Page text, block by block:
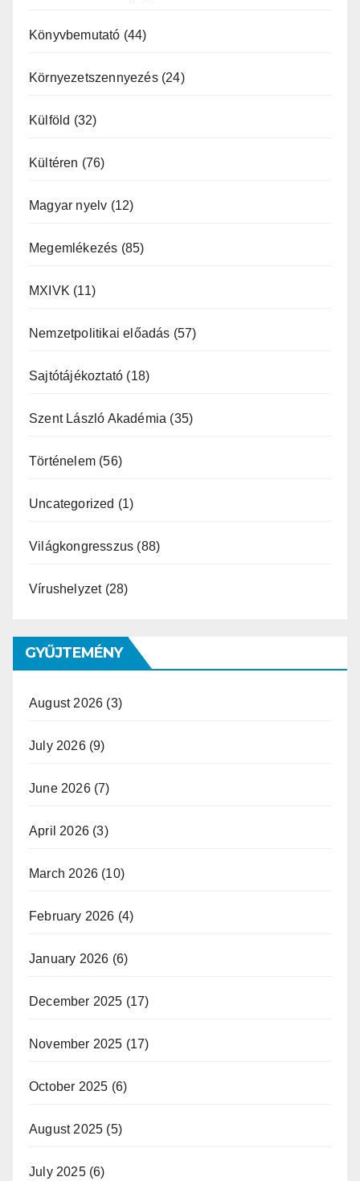
Könyvbemutató (44)
Környezetszennyezés(24)
Külföld (32)
Kültéren (76)
Magyar nyelv (12)
Megemlékezés (85)
MXIVK (11)
Nemzetpolitikai előadás (57)
Sajtótájékoztató (18)
Szent László Akadémia (35)
Történelem (56)
Uncategorized (1)
Világkongresszus (88)
Vírushelyzet(28)
GYŰJTEMÉNY
August 2026 (3)
July 2026(9)
June 2026(7)
April 2026 (3)
March 2026 (10)
February 2026 (4)
January 2026 (6)
December 2025 (17)
November 2025 (17)
October 2025 (6)
August 2025 (5)
July 2025(6)